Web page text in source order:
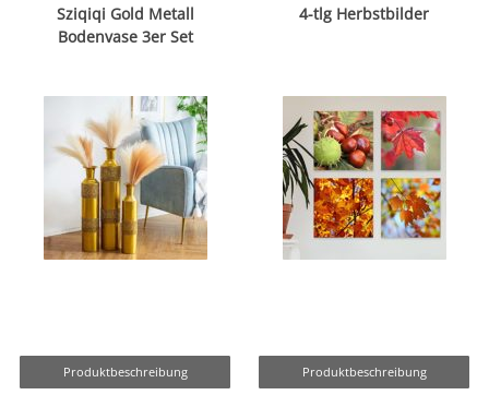
Sziqiqi Gold Metall
Bodenvase 3er Set
Produktbeschreibung
4-tlg Herbstbilder
Produktbeschreibung